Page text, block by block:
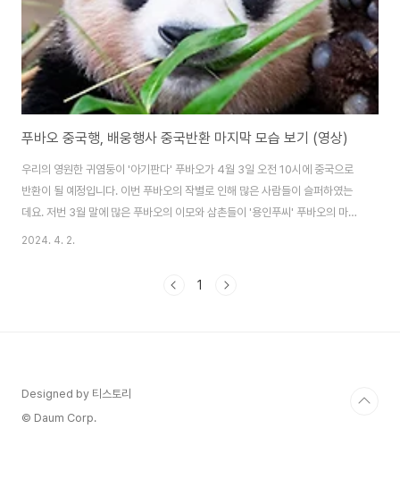
푸바오 중국행, 배웅행사 중국반환 마지막 모습 보기 (영상)
우리의 영원한 귀염둥이 '아기판다' 푸바오가 4월 3일 오전 10시에 중국으로
반환이 될 예정입니다. 이번 푸바오의 작별로 인해 많은 사람들이 슬퍼하였는
데요. 저번 3월 말에 많은 푸바오의 이모와 삼촌들이 '용인푸씨' 푸바오의 마지
막 출근 모습을 보기 위해 기나긴 대기줄을 만들기도 했는데요. 에버랜드는 팬
렇다면, 앞으로 우리의 '푸공주'의 마지막 배웅행사와 중국으로 반환되는 푸바
2024. 4. 2.
1
Designed by 티스토리
© Daum Corp.